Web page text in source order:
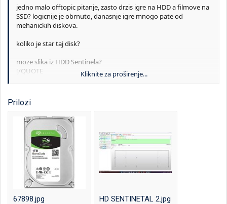
jedno malo offtopic pitanje, zasto drzis igre na HDD a filmove na
SSD? logicnije je obrnuto, danasnje igre mnogo pate od
mehanickih diskova.
koliko je star taj disk?
moze slika iz HDD Sentinela?
[/QUOTE
kesiranja, cim se malo napuni uspori previse i brzine spadnu
ispod brzina HDD-a, takodje igre koje igram na HDD ne zahtevaju
SSD, Witcher3, GTA5, Metro Exodus i AC Odyssey. Disk je star
mozda 5 godina, novija verzija Seageta.
Kliknite za proširenje...
Prilozi
67898.jpg HD SENTINETAL 2.jpg